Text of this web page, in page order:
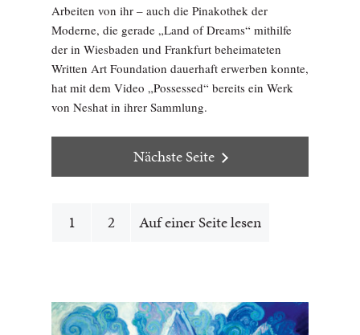
Arbeiten von ihr – auch die Pinakothek der
Moderne, die gerade „Land of Dreams“ mithilfe
der in Wiesbaden und Frankfurt beheimateten
Written Art Foundation dauerhaft erwerben konnte,
hat mit dem Video „Possessed“ bereits ein Werk
von Neshat in ihrer Sammlung.
Nächste Seite
1 2 Auf einer Seite lesen